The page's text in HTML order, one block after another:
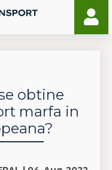
obtine
marfa in